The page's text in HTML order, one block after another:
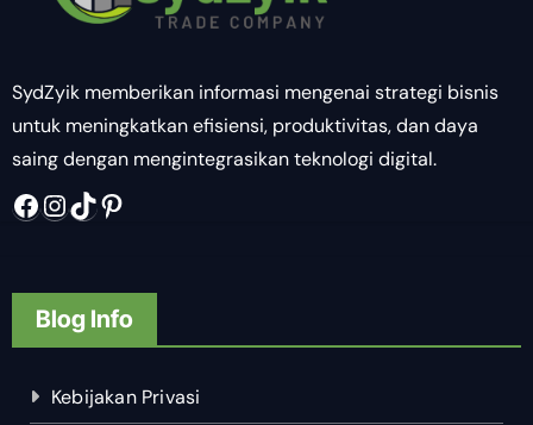
SydZyik memberikan informasi mengenai strategi bisnis
untuk meningkatkan efisiensi, produktivitas, dan daya
saing dengan mengintegrasikan teknologi digital.
Facebook
Instagram
TikTok
Pinterest
Blog Info
Kebijakan Privasi